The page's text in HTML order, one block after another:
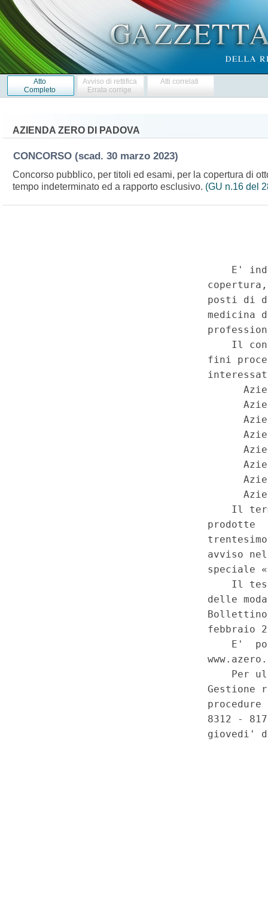
Atto
Completo
Avviso di rettifica
Errata corrige
Atti correlati
AZIENDA ZERO DI PADOVA
CONCORSO (scad. 30 marzo 2023)
Concorso pubblico, per titoli ed esami, per la copertura di
tempo indeterminato ed a rapporto esclusivo. (GU n.16 del